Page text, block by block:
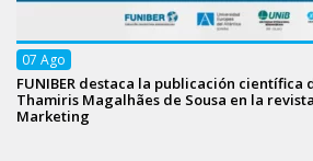
07 Ago
FUNIBER destaca la publicación científica
Thamiris Magalhães de Sousa en la
Marketing